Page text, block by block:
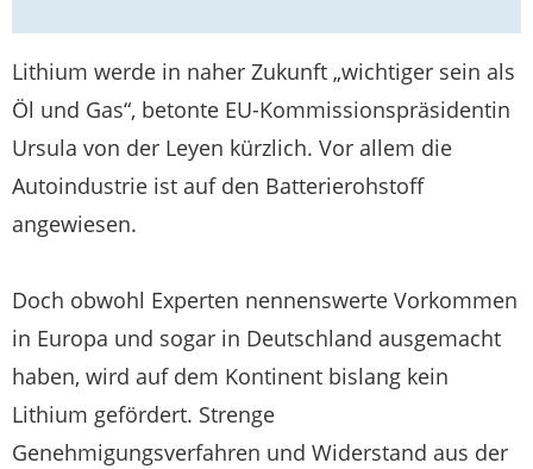
Lithium werde in naher Zukunft „wichtiger sein als
Öl und Gas“, betonte EU-Kommissionspräsidentin
Ursula von der Leyen kürzlich. Vor allem die
Autoindustrie ist auf den Batterierohstoff
angewiesen.
Doch obwohl Experten nennenswerte Vorkommen
in Europa und sogar in Deutschland ausgemacht
haben, wird auf dem Kontinent bislang kein
Lithium gefördert. Strenge
Genehmigungsverfahren und Widerstand aus der